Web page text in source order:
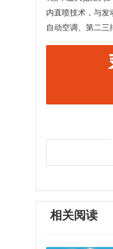
内直喷技术，与发
自动空调、第二三
相关阅读